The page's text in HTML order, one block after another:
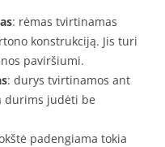
: rėmas tvirtinamas
konstrukciją. Jis turi
paviršiumi.
: durys tvirtinamos ant
durims judėti be
padengiama tokia